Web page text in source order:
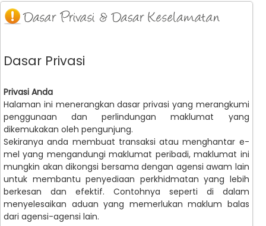
Dasar Privasi
Privasi Anda
Halaman ini menerangkan dasar privasi yang merangkumi
penggunaan dan perlindungan maklumat yang
dikemukakan oleh pengunjung.
Sekiranya anda membuat transaksi atau menghantar e-
mel yang mengandungi maklumat peribadi, maklumat ini
mungkin akan dikongsi bersama dengan agensi awam lain
untuk membantu penyediaan perkhidmatan yang lebih
berkesan dan efektif. Contohnya seperti di dalam
menyelesaikan aduan yang memerlukan maklum balas
dari agensi-agensi lain.